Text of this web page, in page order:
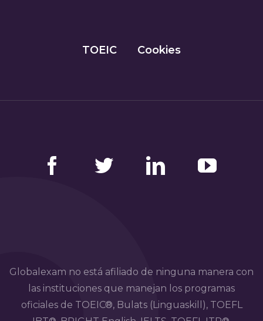
TOEIC Cookies
Globalexam no está afiliado de ninguna manera con
las instituciones que manejan los programas
oficiales de TOEIC®, Bulats (Linguaskill), TOEFL